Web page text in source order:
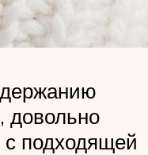
довольно
с подходящей